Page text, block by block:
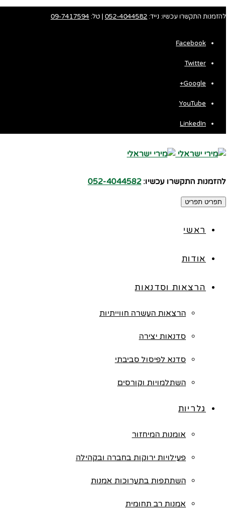
להזמנות התקשרו עכשיו: נייד: 052-4044582 | טל:09-7417594
Facebook
Twitter
Google+
YouTube
LinkedIn
להזמנות התקשרו עכשיו: 052-4044582
תפריט תפריט
ראשי
אודות
הרצאות וסדנאות
הרצאות העשרה חווייתיות
סדנאות יצירה
סדנא לפיסול סביבתי
השתלמויות וקורסים
גלריות
אומנות המיחזור
פעילויות ירוקות בחברה ובקהילה
השתתפות בתערוכות אמנות
אמנות רב תחומית